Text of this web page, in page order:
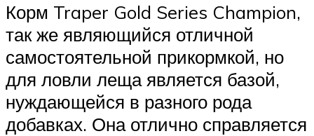
Корм Traper Gold Series Champion,
так же являющийся отличной
самостоятельной прикормкой, но
для ловли леща является базой,
нуждающейся в разного рода
добавках. Она отлично справляется